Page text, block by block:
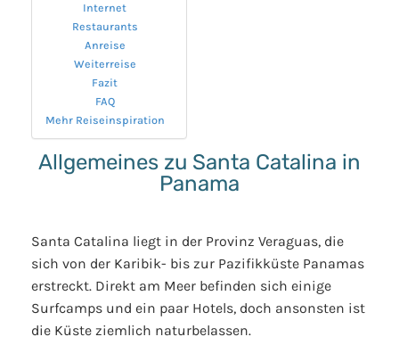
Internet
Restaurants
Anreise
Weiterreise
Fazit
FAQ
Mehr Reiseinspiration
Allgemeines zu Santa Catalina in
Panama
Santa Catalina liegt in der Provinz Veraguas, die
sich von der Karibik- bis zur Pazifikküste Panamas
erstreckt. Direkt am Meer befinden sich einige
Surfcamps und ein paar Hotels, doch ansonsten ist
die Küste ziemlich naturbelassen.